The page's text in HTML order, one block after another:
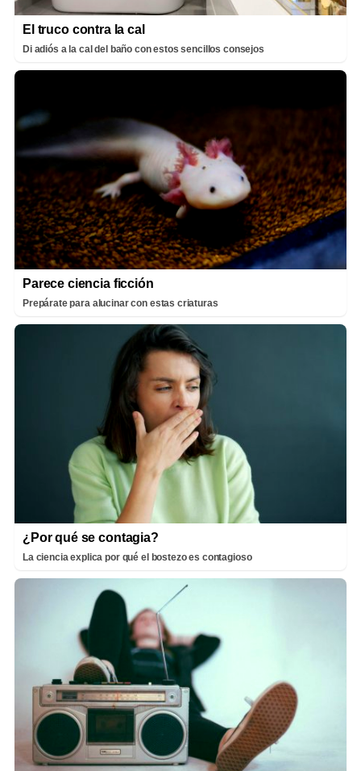
El truco contra la cal
Di adiós a la cal del baño con estos sencillos consejos
Parece ciencia ficción
Prepárate para alucinar con estas criaturas
¿Por qué se contagia?
La ciencia explica por qué el bostezo es contagioso